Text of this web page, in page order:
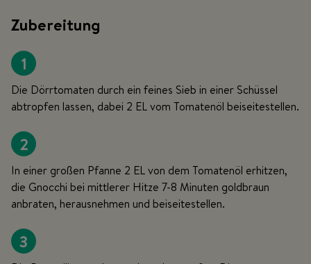
Zubereitung
1
Die Dörrtomaten durch ein feines Sieb in einer Schüssel
abtropfen lassen, dabei 2 EL vom Tomatenöl beiseitestellen.
2
In einer großen Pfanne 2 EL von dem Tomatenöl erhitzen,
die Gnocchi bei mittlerer Hitze 7-8 Minuten goldbraun
anbraten, herausnehmen und beiseitestellen.
3